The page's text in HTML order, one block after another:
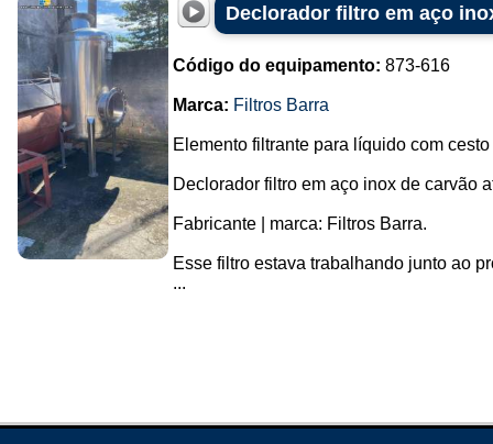
Declorador filtro em aço
Código do equipamento: 873-616
Marca: Filtros Barra
Elemento filtrante para líquido com
Declorador filtro em aço inox de carvão
Fabricante | marca: Filtros Barra.
Esse filtro estava trabalhando junto ao
...